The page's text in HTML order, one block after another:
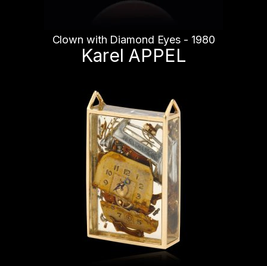
Clown with Diamond Eyes - 1980
Karel APPEL